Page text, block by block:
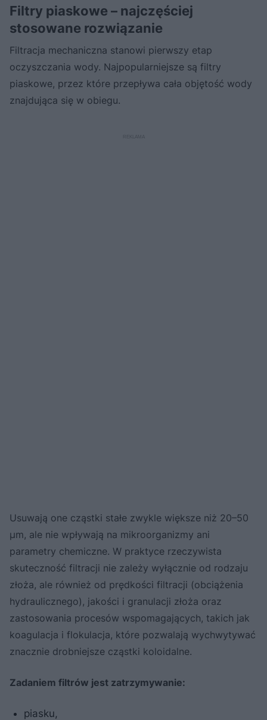
Filtry piaskowe – najczęściej
stosowane rozwiązanie
Filtracja mechaniczna stanowi pierwszy etap
oczyszczania wody. Najpopularniejsze są filtry
piaskowe, przez które przepływa cała objętość wody
znajdująca się w obiegu.
Usuwają one cząstki stałe zwykle większe niż 20–50
µm, ale nie wpływają na mikroorganizmy ani
parametry chemiczne. W praktyce rzeczywista
skuteczność filtracji nie zależy wyłącznie od rodzaju
złoża, ale również od prędkości filtracji (obciążenia
hydraulicznego), jakości i granulacji złoża oraz
zastosowania procesów wspomagających, takich jak
koagulacja i flokulacja, które pozwalają wychwytywać
znacznie drobniejsze cząstki koloidalne.
Zadaniem filtrów jest zatrzymywanie:
piasku,